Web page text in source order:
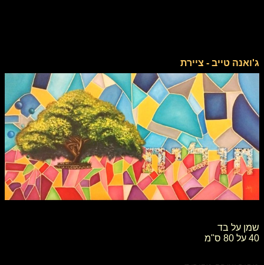
ג'ואנה טייב - ציירת
שמן על בד
40 על 80 ס"מ